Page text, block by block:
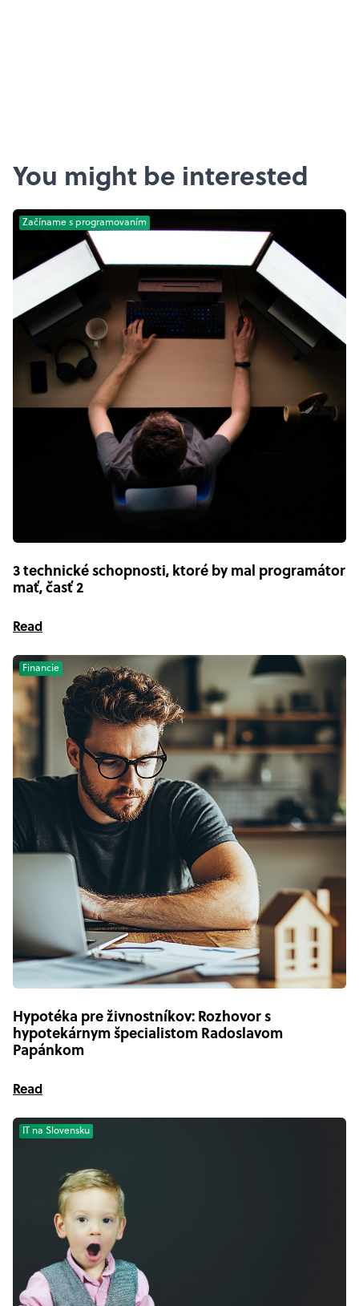
You might be interested
Začíname s programovaním
3 technické schopnosti, ktoré by mal programátor
mať, časť 2
Read
Financie
Hypotéka pre živnostníkov: Rozhovor s
hypotekárnym špecialistom Radoslavom
Papánkom
Read
IT na Slovensku